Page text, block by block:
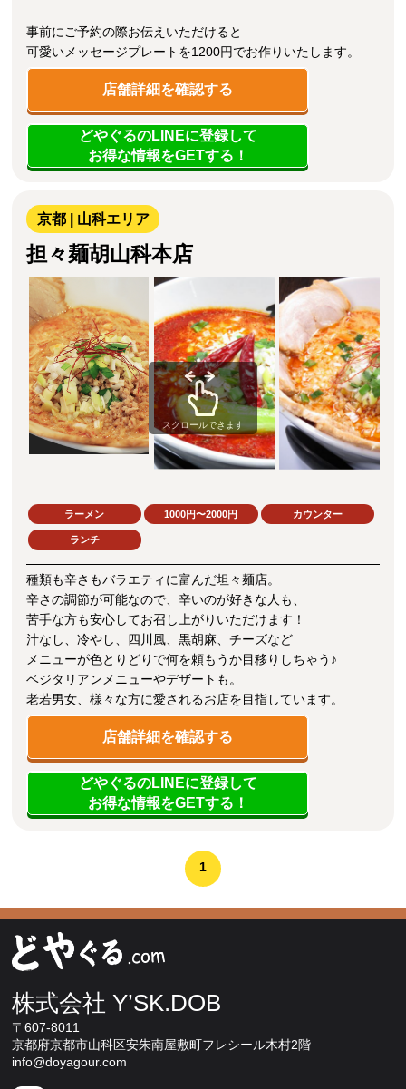
事前にご予約の際お伝えいただけると
可愛いメッセージプレートを1200円でお作りいたします。
店舗詳細を確認する
どやぐるのLINEに登録して
お得な情報をGETする！
京都 | 山科エリア
担々麺胡山科本店
スクロールできます
ラーメン 1000円〜2000円 カウンター
ランチ
種類も辛さもバラエティに富んだ坦々麺店。
辛さの調節が可能なので、辛いのが好きな人も、
苦手な方も安心してお召し上がりいただけます！
汁なし、冷やし、四川風、黒胡麻、チーズなど
メニューが色とりどりで何を頼もうか目移りしちゃう♪
ベジタリアンメニューやデザートも。
老若男女、様々な方に愛されるお店を目指しています。
店舗詳細を確認する
どやぐるのLINEに登録して
お得な情報をGETする！
1
株式会社 Y’SK.DOB
〒607-8011
京都府京都市山科区安朱南屋敷町フレシール木村2階
info@doyagour.com